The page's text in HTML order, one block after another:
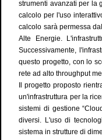
strumenti avanzati per la
calcolo per l'uso
calcolo sarà permessa
Alte Energie.
Successivamente,
questo progetto, con lo
rete ad alto throughput
Il progetto proposto
un'infrastruttura per la
sistemi di gestione
diversi. L'uso di
sistema in strutture di